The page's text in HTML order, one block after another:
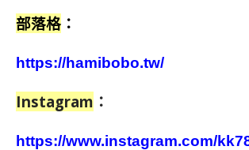
部落格 ：
https://hamibobo.tw/
Instagram ：
https://www.instagram.com/